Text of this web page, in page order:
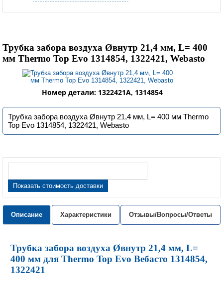
Трубка забора воздуха Øвнутр 21,4 мм, L= 400
мм Thermo Top Evo 1314854, 1322421, Webasto
Номер детали: 1322421A, 1314854
Трубка забора воздуха Øвнутр 21,4 мм, L= 400 мм Thermo
Top Evo 1314854, 1322421, Webasto
Показать стоимость доставки
Описание Характеристики Отзывы/Вопросы/Ответы
Трубка забора воздуха Øвнутр 21,4 мм, L=
400 мм для Thermo Top Evo Вебасто 1314854,
1322421